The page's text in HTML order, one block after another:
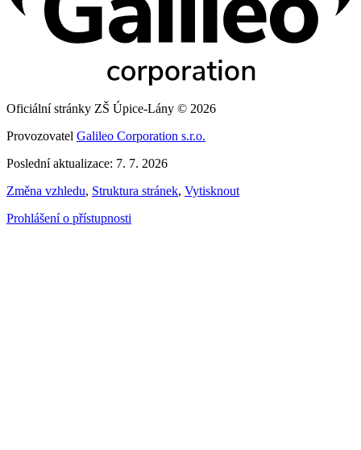
Oficiální stránky ZŠ Úpice-Lány © 2026
Provozovatel Galileo Corporation s.r.o.
Poslední aktualizace: 7. 7. 2026
Změna vzhledu, Struktura stránek, Vytisknout
Prohlášení o přístupnosti